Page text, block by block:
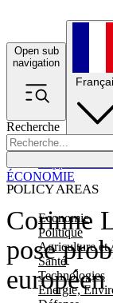
Open sub
navigation
Recherche
POLICY AREAS
Economie
Politique
Agriculture et
Santé
Technologies
Energie,
Corinne
pose
européen
ÉCONOMIE